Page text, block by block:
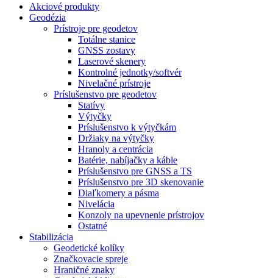
Akciové produkty
Geodézia
Prístroje pre geodetov
Totálne stanice
GNSS zostavy
Laserové skenery
Kontrolné jednotky/softvér
Nivelačné prístroje
Príslušenstvo pre geodetov
Statívy
Výtyčky
Príslušenstvo k výtyčkám
Držiaky na výtyčky
Hranoly a centrácia
Batérie, nabíjačky a káble
Príslušenstvo pre GNSS a TS
Príslušenstvo pre 3D skenovanie
Diaľkomery a pásma
Nivelácia
Konzoly na upevnenie prístrojov
Ostatné
Stabilizácia
Geodetické kolíky
Značkovacie spreje
Hraničné znaky